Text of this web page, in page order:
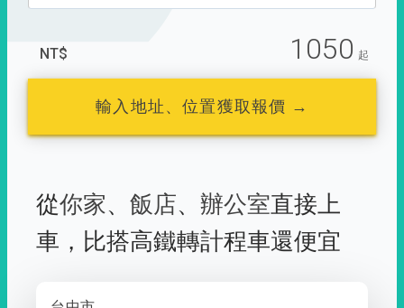
NT$ 1050 起
輸入地址、位置獲取報價 →
從你家、 飯店、 辦公室直接上
車， 比搭高鐵轉計程車還便宜